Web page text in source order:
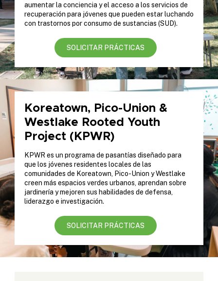
aumentar la conciencia y el acceso a los servicios de
recuperación para jóvenes que pueden estar luchando
con trastornos por consumo de sustancias (SUD).
SOLICITAR PRÁCTICAS
Koreatown, Pico-Union &
Westlake Rooted Youth
Project (KPWR)
KPWR es un programa de pasantías diseñado para
que los jóvenes residentes locales de las
comunidades de Koreatown, Pico-Union y Westlake
creen más espacios verdes urbanos, aprendan sobre
jardinería y mejoren sus habilidades de defensa,
liderazgo e investigación.
SOLICITAR PRÁCTICAS